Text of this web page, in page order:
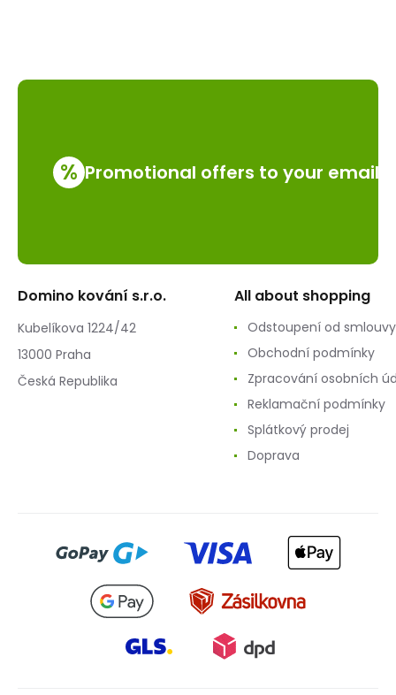
% Promotional offers to your email
Domino kování s.r.o.
Kubelíkova 1224/42
13000 Praha
Česká Republika
All about shopping
Odstoupení od smlouvy
Obchodní podmínky
Zpracování osobních
Reklamační podmínky
Splátkový prodej
Doprava